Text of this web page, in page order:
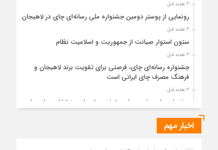
3 هفته قبل
رونمایی از پوستر دومین جشنواره ملی رسانه‌ای چای در لاهیجان
3 هفته قبل
ستون استوار صیانت از جمهوریت و اسلامیت نظام
3 هفته قبل
جشنواره رسانه‌ای چای، فرصتی برای تقویت برند لاهیجان و
فرهنگ مصرف چای ایرانی است
3 هفته قبل
جشنواره ملی چای، حمایت از لاهیجان یا هزینه‌تراشی برای چای
1 ماه قبل
اخبار مهم